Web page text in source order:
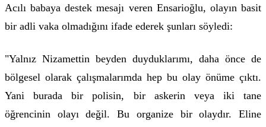
Acılı babaya destek mesajı veren Ensarioğlu, olayın basit
bir adli vaka olmadığını ifade ederek şunları söyledi:
"Yalnız Nizamettin beyden duyduklarımı, daha önce de
bölgesel olarak çalışmalarımda hep bu olay önüme çıktı.
Yani burada bir polisin, bir askerin veya iki tane
öğrencinin olayı değil. Bu organize bir olaydır. Eline